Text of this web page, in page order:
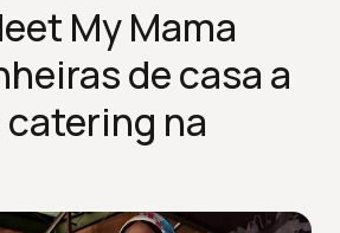
My Mama
de casa a
catering na